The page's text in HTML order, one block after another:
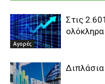
Αγορές
Στις